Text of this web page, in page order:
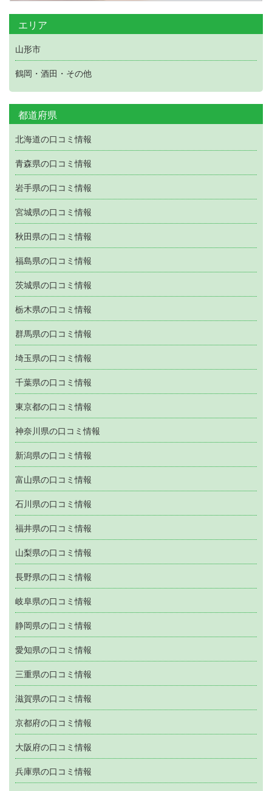
エリア
山形市
鶴岡・酒田・その他
都道府県
北海道の口コミ情報
青森県の口コミ情報
岩手県の口コミ情報
宮城県の口コミ情報
秋田県の口コミ情報
福島県の口コミ情報
茨城県の口コミ情報
栃木県の口コミ情報
群馬県の口コミ情報
埼玉県の口コミ情報
千葉県の口コミ情報
東京都の口コミ情報
神奈川県の口コミ情報
新潟県の口コミ情報
富山県の口コミ情報
石川県の口コミ情報
福井県の口コミ情報
山梨県の口コミ情報
長野県の口コミ情報
岐阜県の口コミ情報
静岡県の口コミ情報
愛知県の口コミ情報
三重県の口コミ情報
滋賀県の口コミ情報
京都府の口コミ情報
大阪府の口コミ情報
兵庫県の口コミ情報